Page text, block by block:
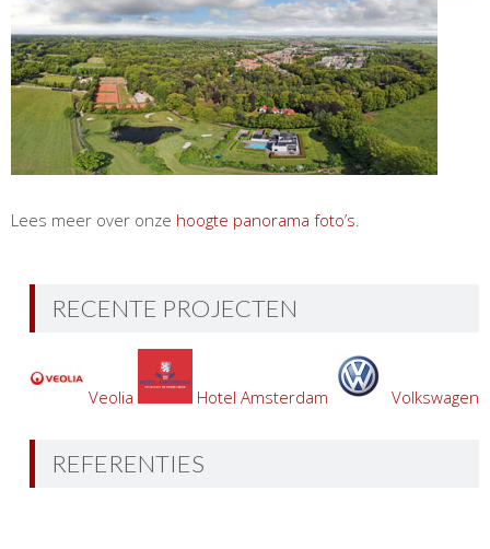
Lees meer over onze hoogte panorama foto’s
RECENTE PROJECTEN
Veolia Hotel Amsterdam Volkswagen
REFERENTIES